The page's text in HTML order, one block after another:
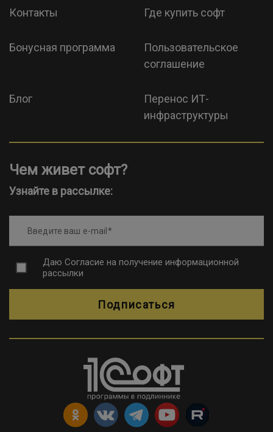
Контакты Где купить софт
Бонусная программа
Пользовательское
соглашение
Блог
Перенос ИТ-
инфраструктуры
Чем живет софт?
Узнайте в рассылке:
Введите ваш e-mail
Даю Согласие на получение информационной
рассылки
Подписаться